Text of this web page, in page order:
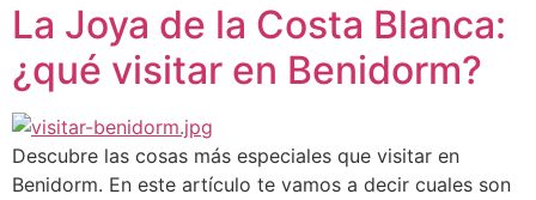
La Joya de la Costa Blanca:
¿qué visitar en Benidorm?
Descubre las cosas más especiales que visitar en
Benidorm. En este artículo te vamos a decir cuales son